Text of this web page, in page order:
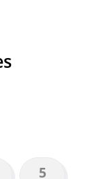
Page
5